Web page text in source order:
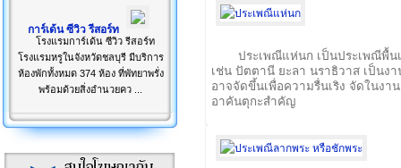
การ์เด้น ซีวิว รีสอร์ท
โรงแรมการ์เด้น ซีวิว รีสอร์ท
โรงแรมหรูในจังหวัดชลบุรี มีบริการ
ห้องพักทั้งหมด 374 ห้อง ที่พัทยาพรั่ง
พร้อมด้วยสิ่งอำนวยคว ...
ประเพณีแห่นก เป็นประเพณีพื้น
เช่น ปัตตานี ยะลา นราธิวาส เป็นง
อาจจัดขึ้นเพื่อความรื่นเริง จัดในงา
อาคันตุกะสำคัญ